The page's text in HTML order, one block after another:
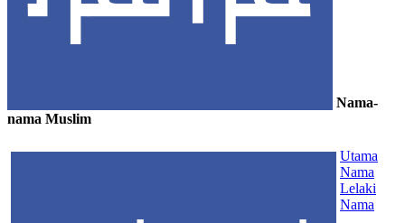
Nama-
nama Muslim
Utama
Nama
Lelaki
Nama